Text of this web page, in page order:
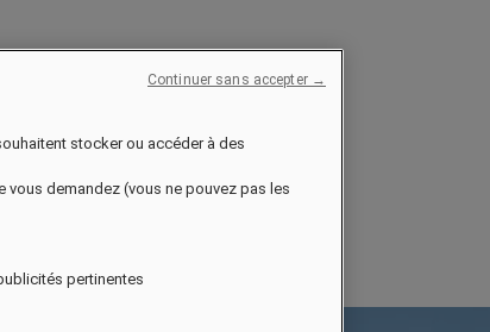
stocker ou accéder à des
demandez (vous ne pouvez pas les
pertinentes
Continuer sans accepter →